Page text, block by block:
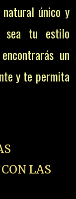
único y
sea tu estilo
un
y te permita
LAS